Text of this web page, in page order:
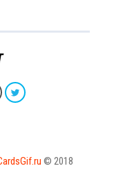
© 2018